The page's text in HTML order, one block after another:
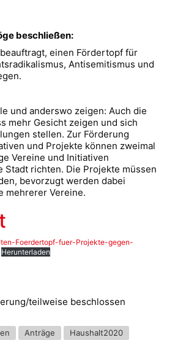
beschließen:
einen Fördertopf für
Antisemitismus und
und anderswo zeigen: Auch die
mehr Gesicht zeigen und sich
stellen. Zur Förderung
und Projekte können zweimal
Vereine und Initiativen
Stadt richten. Die Projekte müssen
bevorzugt werden dabei
mehrerer Vereine.
Foerdertopf-fuer-Projekte-gegen-
Herunterladen
teilweise beschlossen
Anträge Haushalt2020